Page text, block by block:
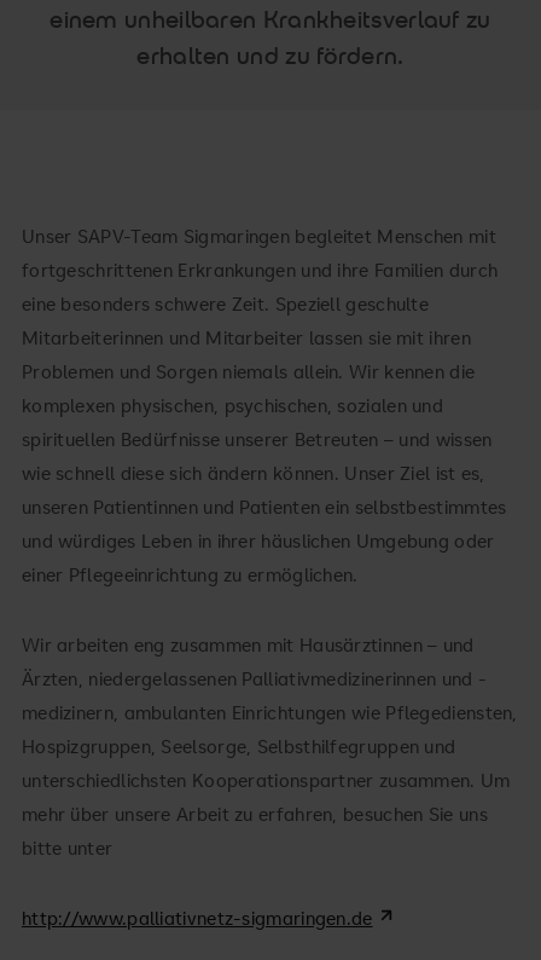
einem unheilbaren Krankheitsverlauf zu
erhalten und zu fördern.
Unser SAPV-Team Sigmaringen begleitet Menschen mit
fortgeschrittenen Erkrankungen und ihre Familien durch
eine besonders schwere Zeit. Speziell geschulte
Mitarbeiterinnen und Mitarbeiter lassen sie mit ihren
Problemen und Sorgen niemals allein. Wir kennen die
komplexen physischen, psychischen, sozialen und
spirituellen Bedürfnisse unserer Betreuten – und wissen
wie schnell diese sich ändern können. Unser Ziel ist es,
unseren Patientinnen und Patienten ein selbstbestimmtes
und würdiges Leben in ihrer häuslichen Umgebung oder
einer Pflegeeinrichtung zu ermöglichen.
Wir arbeiten eng zusammen mit Hausärztinnen – und
Ärzten, niedergelassenen Palliativmedizinerinnen und -
medizinern, ambulanten Einrichtungen wie Pflegediensten,
Hospizgruppen, Seelsorge, Selbsthilfegruppen und
unterschiedlichsten Kooperationspartner zusammen. Um
mehr über unsere Arbeit zu erfahren, besuchen Sie uns
bitte unter
http://www.palliativnetz-sigmaringen.de